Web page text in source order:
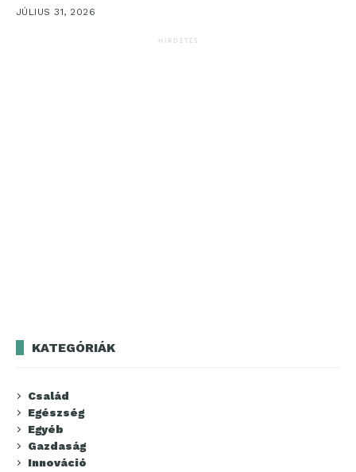
JÚLIUS 31, 2026
HIRDETÉS
KATEGÓRIÁK
Család
Egészség
Egyéb
Gazdaság
Innováció